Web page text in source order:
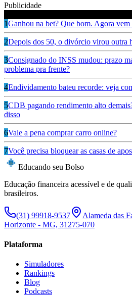
Publicidade
1Ganhou na bet? Que bom. Agora
2Depois dos 50, o divórcio virou outra
3Consignado do INSS mudou: prazo
problema pra frente?
4Endividamento bateu recorde: veja
5CDB pagando rendimento alto
disso
6Vale a pena comprar carro online?
7Você precisa bloquear as casas de
Educando seu Bolso
Educação financeira acessível e de
brasileiros.
(31) 99918-9537
Alameda das
Horizonte - MG, 31275-070
Plataforma
Simuladores
Rankings
Blog
Podcasts